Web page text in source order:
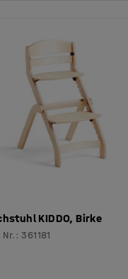
KIDDO, Birke
:361181